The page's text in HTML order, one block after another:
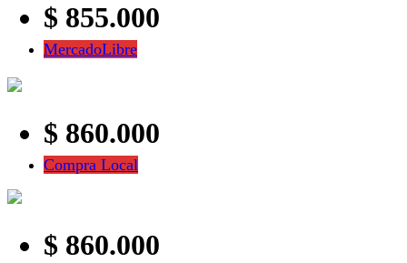
$ 855.000
MercadoLibre
$ 860.000
Compra Local
$ 860.000